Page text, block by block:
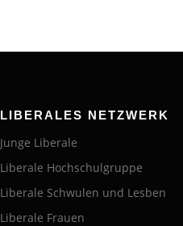
LIBERALES NETZWERK
Junge Liberale
Liberale Hochschulgruppe
Liberale Schwulen und Lesben
Liberale Frauen